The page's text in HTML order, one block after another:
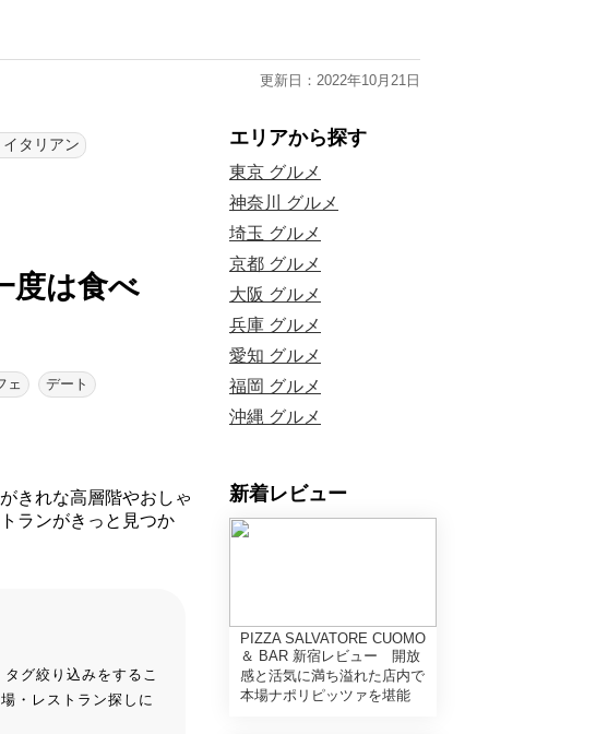
更新日：2022年10月21日
タリアン
度は食べ
ェ デート
きれな高層階やおしゃ
ランがきっと見つか
グ絞り込みをするこ
・レストラン探しに
エリアから探す
東京 グルメ
神奈川 グルメ
埼玉 グルメ
京都 グルメ
大阪 グルメ
兵庫 グルメ
愛知 グルメ
福岡 グルメ
沖縄 グルメ
新着レビュー
PIZZA SALVATORE CUOMO
＆ BAR 新宿レビュー 開放
感と活気に満ち溢れた店内で
本場ナポリピッツァを堪能